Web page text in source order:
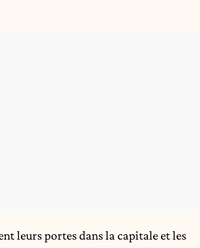
leurs portes dans la capitale et les